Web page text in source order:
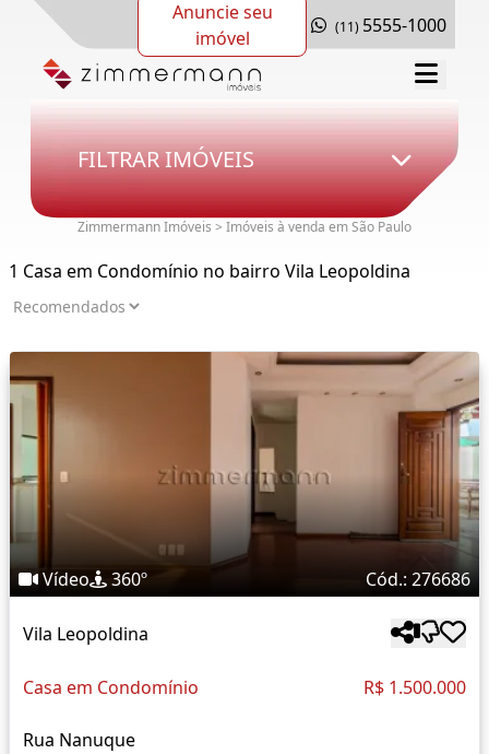
Anuncie seu
imóvel
(11) 5555-1000
FILTRAR IMÓVEIS
Zimmermann Imóveis > Imóveis à venda em São Paulo
1 Casa em Condomínio no bairro Vila Leopoldina
Vídeo 360º Cód.: 276686
Vila Leopoldina
Casa em Condomínio R$ 1.500.000
Rua Nanuque